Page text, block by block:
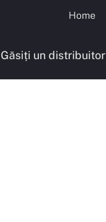
Găsiți un distribuitor
Home